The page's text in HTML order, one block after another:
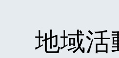
地域活